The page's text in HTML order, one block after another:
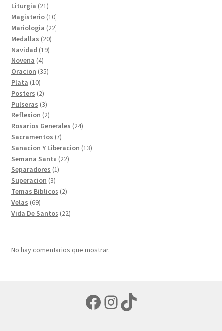
productos
Liturgia 2121
productos
Magisterio 1010
productos
Mariologia 2222
Medallas 2020
productos
Navidad 1919
Novena 44
productos
Oracion 3535
Plata 1010
productos
Posters 22
productos
Pulseras 33
productos
Reflexion 22
productos
Rosarios Generales 2424
Sacramentos 77
productos
Sanacion Y Liberacion 1313
Semana Santa 2222
Separadores 11
Superacion 33
productos
Temas Biblicos 22
Velas 6969
productos
Vida De Santos 2222
No hay comentarios que mostrar.
Facebook
Instagram
TikTok